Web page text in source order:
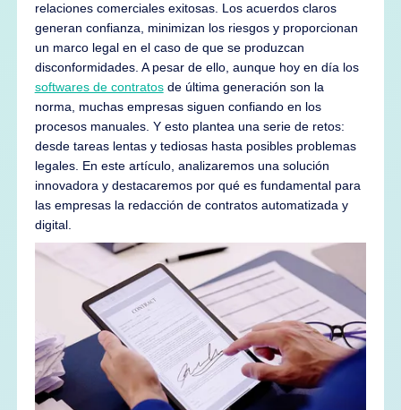
relaciones comerciales exitosas. Los acuerdos claros
generan confianza, minimizan los riesgos y proporcionan
un marco legal en el caso de que se produzcan
disconformidades. A pesar de ello, aunque hoy en día los
softwares de contratosde última generación son la
norma, muchas empresas siguen confiando en los
procesos manuales. Y esto plantea una serie de retos:
desde tareas lentas y tediosas hasta posibles problemas
legales. En este artículo, analizaremos una solución
innovadora y destacaremos por qué es fundamental para
las empresas la redacción de contratos automatizada y
digital.